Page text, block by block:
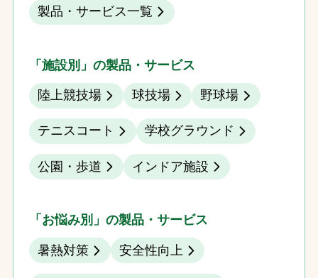
製品・サービス一覧
「施設別」の製品・サービス
陸上競技場 球技場 野球場
テニスコート 学校グラウンド
公園・歩道 インドア施設
「お悩み別」の製品・サービス
暑熱対策 安全性向上